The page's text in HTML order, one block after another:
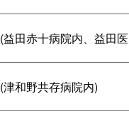
(益田赤十病院内、益田
(津和野共存病院内)